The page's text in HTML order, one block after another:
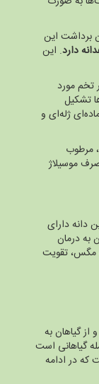
برداشت اين
دارد. اين
تخم مورد
تشکیل
ژله‌ای و
مرطوب
موسیلاژ
دانه دارای
درمان
مگس، تقویت
از گیاهان به
گیاهانی است
که در ادامه